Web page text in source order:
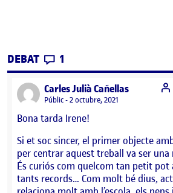
DEBAT CONTRIBUTIONS
1
Carles Julià Cañellassays:
Visibilitat:
Públic 2 octubre, 2021
Bona tarda Irene!
Si et soc sincer, el primer objecte
per centrar aquest treball va ser
És curiós com quelcom tan petit
tants records… Com molt bé dius,